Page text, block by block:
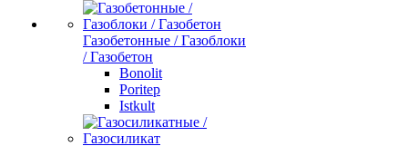
Газобетонные / Газоблоки
/ Газобетон
Bonolit
Poritep
Istkult